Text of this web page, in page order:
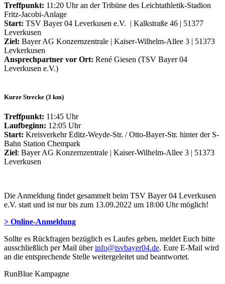
Treffpunkt: 11:20 Uhr an der Tribüne des Leichtathletik-Stadion
Fritz-Jacobi-Anlage
Start: TSV Bayer 04 Leverkusen e.V. | Kalkstraße 46 | 51377
Leverkusen
Ziel: Bayer AG Konzernzentrale | Kaiser-Wilhelm-Allee 3 | 51373
Levkerkusen
Ansprechpartner vor Ort: René Giesen (TSV Bayer 04
Leverkusen e.V.)
Kurze Strecke (3 km)
Treffpunkt: 11:45 Uhr
Laufbeginn: 12:05 Uhr
Start: Kreisverkehr Editz-Weyde-Str. / Otto-Bayer-Str. hinter der S-
Bahn Station Chempark
Ziel: Bayer AG Konzernzentrale | Kaiser-Wilhelm-Allee 3 | 51373
Leverkusen
Die Anmeldung findet gesammelt beim TSV Bayer 04 Leverkusen
e.V. statt und ist nur bis zum 13.09.2022 um 18:00 Uhr möglich!
> Online-Anmeldung
Sollte es Rückfragen bezüglich es Laufes geben, meldet Euch bitte
ausschließlich per Mail überinfo@tsvbayer04.de. Eure E-Mail wird
an die entsprechende Stelle weitergeleitet und beantwortet.
RunBlue Kampagne